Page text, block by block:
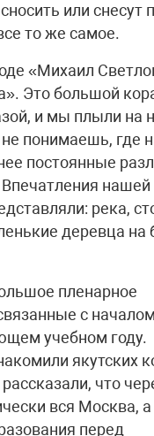
или снесут
то же самое.
«Михаил
Это большой
и мы плыли на
понимаешь, где
постоянные
нашей
река,
деревца на
пленарное
с
учебном году.
якутских
что
вся Москва, а
перед